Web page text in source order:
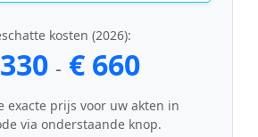
kosten (2026):
- € 660
exacte prijs voor uw akten in
via onderstaande knop.